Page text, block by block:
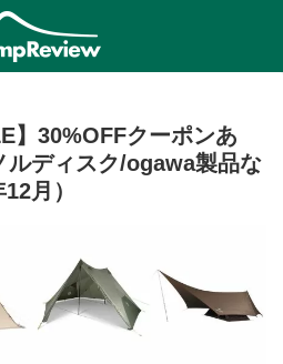
】30%OFFクーポンあ
ルディスク/ogawa製品な
月）